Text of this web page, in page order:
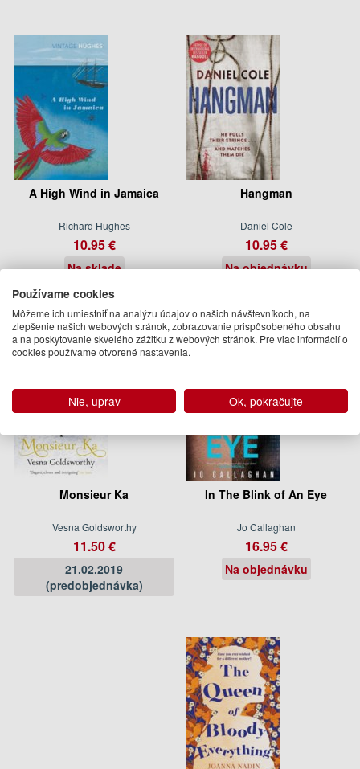
A High Wind in Jamaica
Richard Hughes
10.95 €
Na sklade
Hangman
Daniel Cole
10.95 €
Na objednávku
Monsieur Ka
Vesna Goldsworthy
11.50 €
21.02.2019
(predobjednávka)
In The Blink of An Eye
Jo Callaghan
16.95 €
Na objednávku
Používame cookies
Môžeme ich umiestniť na analýzu údajov o našich návštevníkoch, na
zlepšenie našich webových stránok, zobrazovanie prispôsobeného obsahu
a na poskytovanie skvelého zážitku z webových stránok. Pre viac informácií o
cookies používame otvorené nastavenia.
Nie, uprav Ok, pokračujte